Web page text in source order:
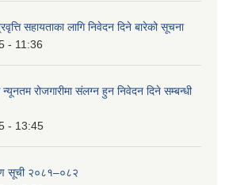
सहायताका लागि निवेदन दिने बारेको सूचना
- 11:36
रोजगारीमा संलग्न हुन निवेदन दिने सम्बन्धी
- 13:45
सूची २०८१–०८२